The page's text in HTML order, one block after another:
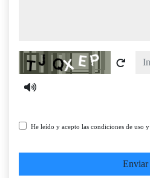
Captcha
He leído y acepto las condiciones de uso y
Enviar